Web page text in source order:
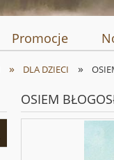
Promocje
» DLA DZIECI »
OSIEM